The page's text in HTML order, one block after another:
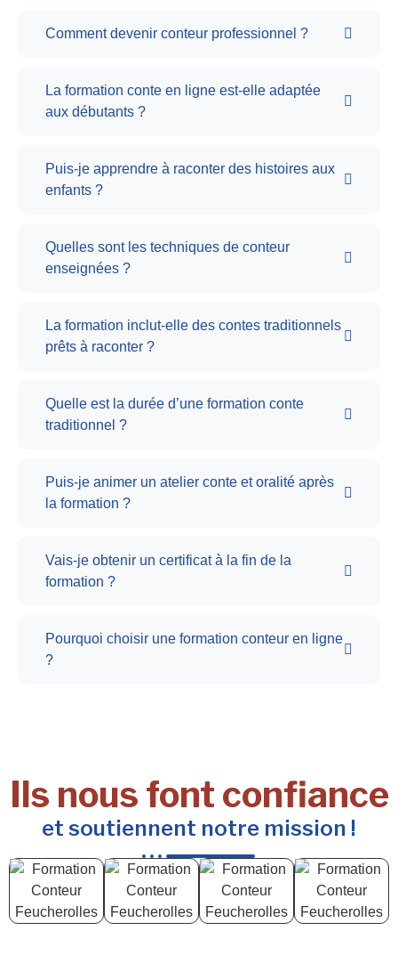
Comment devenir conteur professionnel ?
La formation conte en ligne est-elle adaptée
aux débutants ?
Puis-je apprendre à raconter des histoires aux
enfants ?
Quelles sont les techniques de conteur
enseignées ?
La formation inclut-elle des contes traditionnels
prêts à raconter ?
Quelle est la durée d’une formation conte
traditionnel ?
Puis-je animer un atelier conte et oralité après
la formation ?
Vais-je obtenir un certificat à la fin de la
formation ?
Pourquoi choisir une formation conteur en ligne
?
Ils nous font confiance
et soutiennent notre mission !